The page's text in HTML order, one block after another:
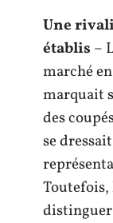
Une
établis –
marché
marquait
des
se
Toutefois,